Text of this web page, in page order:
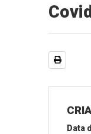
Data